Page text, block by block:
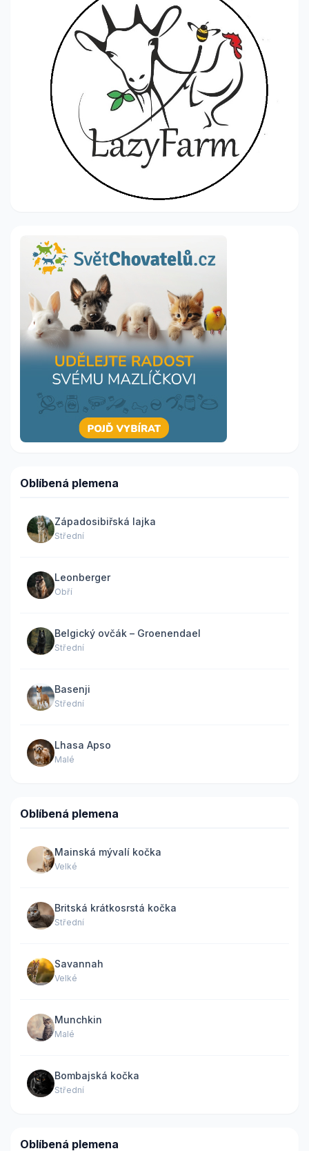
Oblíbená plemena
Západosibiřská lajka
Střední
Leonberger
Obří
Belgický ovčák – Groenendael
Střední
Basenji
Střední
Lhasa Apso
Malé
Oblíbená plemena
Mainská mývalí kočka
Velké
Britská krátkosrstá kočka
Střední
Savannah
Velké
Munchkin
Malé
Bombajská kočka
Střední
Oblíbená plemena